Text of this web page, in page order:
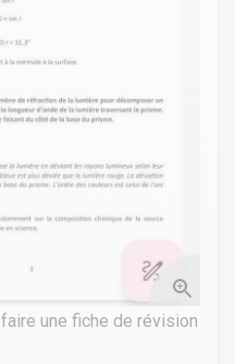
une fiche de révision